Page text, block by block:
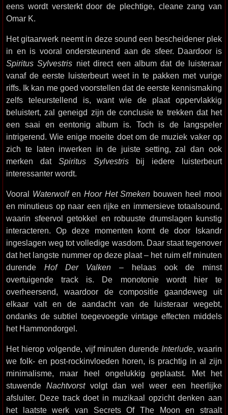
eens wordt versterkt door de plechtige, cleane zang van
Omar K.
Het gitaarwerk neemt in deze sound een bescheidener plek
in en is vooral ondersteunend aan de sfeer. Daardoor is
Spiritus Sylvestris niet direct een album dat de luisteraar
vanaf de eerste luisterbeurt weet in te pakken met vurige
riffs. Ik kan me goed voorstellen dat de eerste kennismaking
zelfs teleurstellend is, want wie de plaat oppervlakkig
beluistert, zal geneigd zijn de conclusie te trekken dat het
een saai en eentonig album is. Toch is de langspeler
intrigerend. Wie enige moeite doet om de muziek vaker op
zich te laten inwerken in de juiste setting, zal dan ook
merken datSpiritus Sylvestrisbij iedere luisterbeurt
interessanter wordt.
Vooral Waterwolfen Hoor Het Smeken bouwen heel mooi
en minutieus op naar een rijke en immersieve totaalsound,
waarin sfeervol getokkel en robuuste drumslagen kunstig
interacteren. Op deze momenten komt de door Iskandr
ingeslagen weg tot volledige wasdom. Daar staat tegenover
dat het langste nummer op deze plaat – het ruim elf minuten
durende Hof Der Valken – helaas ook de minst
overtuigende track is. De monotonie wordt hier te
overheersend, waardoor de compositie gaandeweg uit
elkaar valt en de aandacht van de luisteraar wegebt,
ondanks de subtiel toegevoegde vintage effecten middels
het Hammondorgel.
Het hierop volgende, vijf minuten durende Interlude, waarin
we folk- en post-rockinvloeden horen, is prachtig in al zijn
minimalisme, maar heel ongelukkig geplaatst. Met het
stuwende Nachtvorstvolgt dan wel weer een heerlijke
afsluiter. Deze track doet in muzikaal opzicht denken aan
het laatste werk van Secrets Of The Moon en straalt